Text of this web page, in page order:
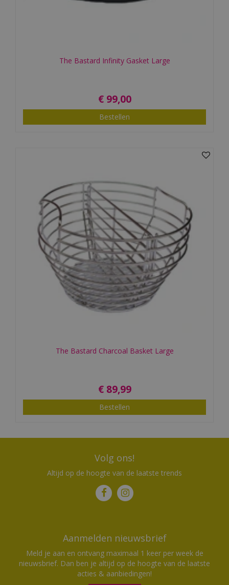
The Bastard Infinity Gasket Large
€ 99,00
Bestellen
The Bastard Charcoal Basket Large
€ 89,99
Bestellen
Volg ons!
Altijd op de hoogte van de laatste trends
Aanmelden nieuwsbrief
Meld je aan en ontvang maximaal 1 keer per week de
nieuwsbrief. Dan ben je altijd op de hoogte van de laatste
acties & aanbiedingen!